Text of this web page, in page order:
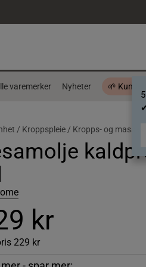
varemerker Nyheter 🌱
/ Kroppspleie / Kropps- og
kr
229 kr